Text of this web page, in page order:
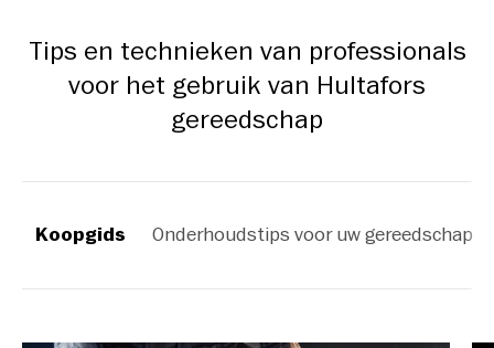
Tips en technieken van professionals
voor het gebruik van Hultafors
gereedschap
Koopgids Onderhoudstips voor uw gereedschap